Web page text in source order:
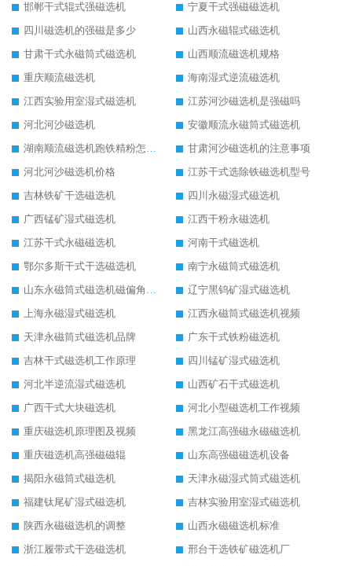
邯郸干式辊式强磁选机
宁夏干式强磁磁选机
四川磁选机的强磁是多少
山西永磁辊式磁选机
甘肃干式永磁筒式磁选机
山西顺流磁选机规格
重庆顺流磁选机
海南湿式逆流磁选机
江西实验用室湿式磁选机
江苏河沙磁选机是强磁吗
河北河沙磁选机
安徽顺流永磁筒式磁选机
湖南顺流磁选机跑铁精粉怎么处理
甘肃河沙磁选机的注意事项
河北河沙磁选机价格
江苏干式选除铁磁选机型号
吉林铁矿干选磁选机
四川永磁湿式磁选机
广西锰矿湿式磁选机
江西干粉永磁选机
江苏干式永磁磁选机
河南干式磁选机
鄂尔多斯干式干选磁选机
南宁永磁筒式磁选机
山东永磁筒式磁选机磁偏角怎么调整
辽宁黑钨矿湿式磁选机
上海永磁湿式磁选机
江西永磁筒式磁选机视频
天津永磁筒式磁选机品牌
广东干式铁粉磁选机
吉林干式磁选机工作原理
四川锰矿湿式磁选机
河北半逆流湿式磁选机
山西矿石干式磁选机
广西干式大块磁选机
河北小型磁选机工作视频
重庆磁选机原理图及视频
黑龙江高强磁永磁磁选机
重庆磁选机高强磁磁辊
山东高强磁磁选机设备
揭阳永磁筒式磁选机
天津永磁湿式筒式磁选机
福建钛尾矿湿式磁选机
吉林实验用室湿式磁选机
陕西永磁磁选机的调整
山西永磁磁选机标准
浙江履带式干选磁选机
邢台干选铁矿磁选机厂